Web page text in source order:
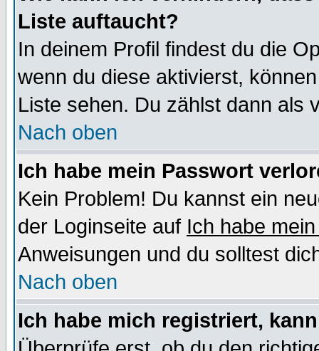
Liste auftaucht?
In deinem Profil findest du die
wenn du diese aktivierst,
Liste sehen. Du zählst dann als
Nach oben
Ich habe mein Passwort
Kein Problem! Du kannst ein
der Loginseite auf Ich habe
Anweisungen und du solltest
Nach oben
Ich habe mich registriert,